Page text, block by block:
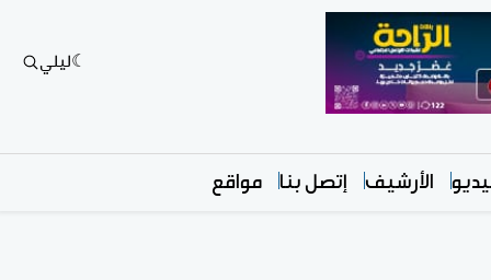
ليلي
الأرشيف إتصل بنا مواقع